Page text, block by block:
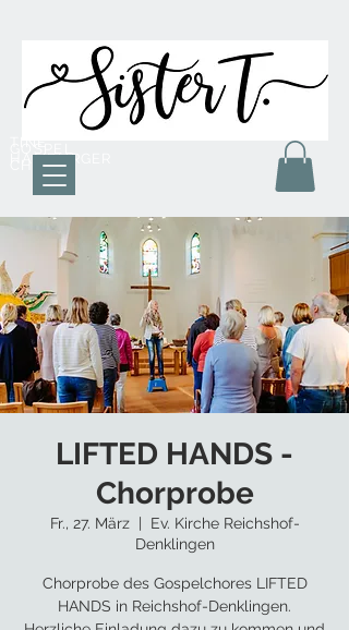
HAMBURGER
CHOR
LIFTED HANDS -
Chorprobe
Fr., 27. März
  |
Ev. Kirche Reichshof-
Denklingen
Chorprobe des Gospelchores LIFTED
HANDS in Reichshof-Denklingen.